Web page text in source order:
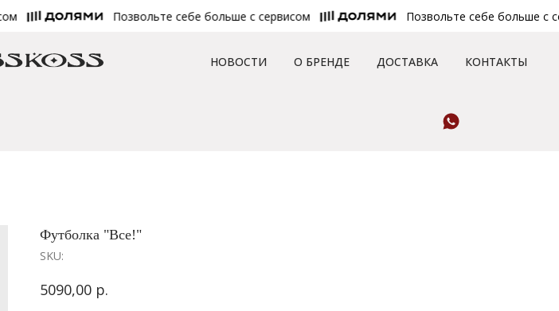
Позвольте себе больше с сервисом Позвольте себе больше с
НОВОСТИ О БРЕНДЕ ДОСТАВКА КОНТАКТЫ
Футболка "Все!"
SKU:
5090,00 р.